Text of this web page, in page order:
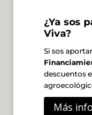
¿Ya sos
Viva?
Si sos
descuentos
Más